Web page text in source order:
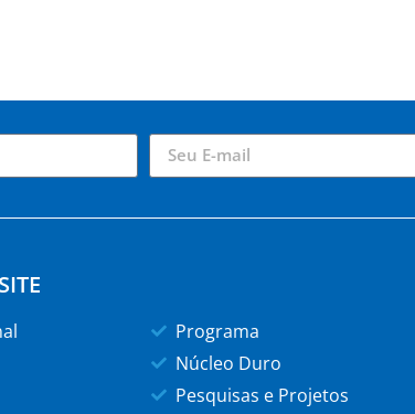
Programa
Núcleo Duro
Pesquisas e Projetos